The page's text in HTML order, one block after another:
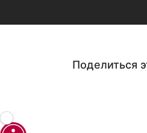
Поделиться